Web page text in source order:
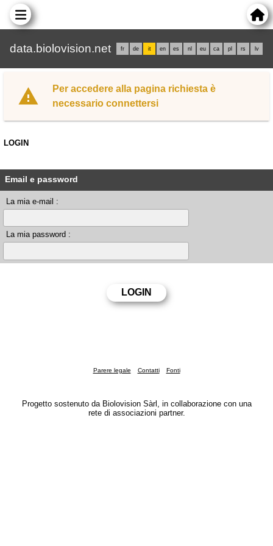
data.biolovision.net fr de it en es nl eu ca pl rs lv
Per accedere alla pagina richiesta è
necessario connettersi
LOGIN
Email e password
La mia e-mail :
La mia password :
Parere legale Contatti Fonti
Progetto sostenuto da Biolovision Sàrl, in collaborazione con una
rete di associazioni partner.